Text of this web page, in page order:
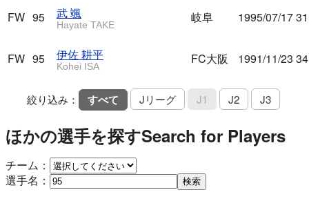
FW 95 武 颯
Hayate TAKE 岐阜 1995/07/1731
FW 95 伊佐 耕平
Kohei ISA FC大阪 1991/11/23 34
絞り込み： すべて Jリーグ J1 J2 J3
ほかの選手を探すSearch for Players
チーム：
選手名：
検索